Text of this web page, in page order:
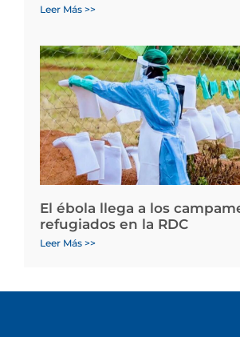
Leer Más >>
El ébola llega a los
refugiados en la RDC
Leer Más >>